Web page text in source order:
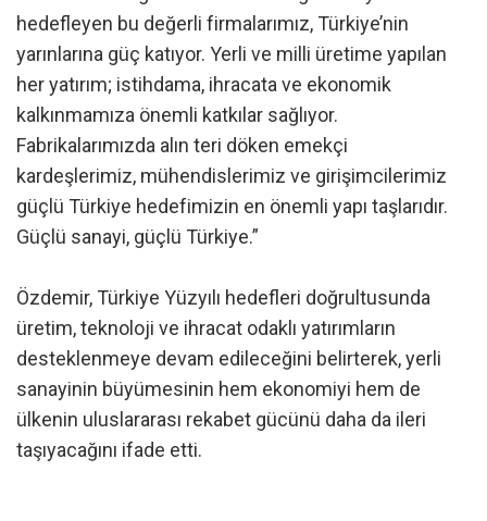
hedefleyen bu değerli firmalarımız, Türkiye’nin
yarınlarına güç katıyor. Yerli ve milli üretime yapılan
her yatırım; istihdama, ihracata ve ekonomik
kalkınmamıza önemli katkılar sağlıyor.
Fabrikalarımızda alın teri döken emekçi
kardeşlerimiz, mühendislerimiz ve girişimcilerimiz
güçlü Türkiye hedefimizin en önemli yapı taşlarıdır.
Güçlü sanayi, güçlü Türkiye.”
Özdemir, Türkiye Yüzyılı hedefleri doğrultusunda
üretim, teknoloji ve ihracat odaklı yatırımların
desteklenmeye devam edileceğini belirterek, yerli
sanayinin büyümesinin hem ekonomiyi hem de
ülkenin uluslararası rekabet gücünü daha da ileri
taşıyacağını ifade etti.